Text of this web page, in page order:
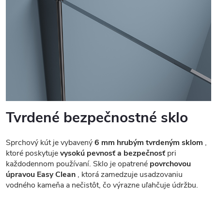
Tvrdené bezpečnostné sklo
Sprchový kút je vybavený6 mm hrubým tvrdeným sklom ,
ktoré poskytujevysokú pevnosť a bezpečnosť pri
každodennom používaní. Sklo je opatrené povrchovou
úpravou Easy Clean , ktorá zamedzuje usadzovaniu
vodného kameňa a nečistôt, čo výrazne uľahčuje údržbu.